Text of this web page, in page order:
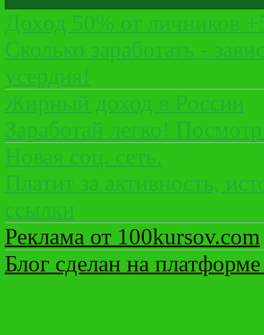
Доход 50% от личников
Сколько заработать -
усердия!
Жирный доход в России
Заработай легко!
Новая соц. сеть.
Платит за активность,
ссылки
Реклама от 100kursov.com
Блог сделан на